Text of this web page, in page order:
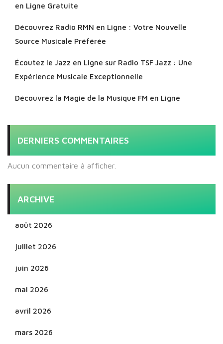
en Ligne Gratuite
Découvrez Radio RMN en Ligne : Votre Nouvelle
Source Musicale Préférée
Écoutez le Jazz en Ligne sur Radio TSF Jazz : Une
Expérience Musicale Exceptionnelle
Découvrez la Magie de la Musique FM en Ligne
DERNIERS COMMENTAIRES
Aucun commentaire à afficher.
ARCHIVE
août 2026
juillet 2026
juin 2026
mai 2026
avril 2026
mars 2026